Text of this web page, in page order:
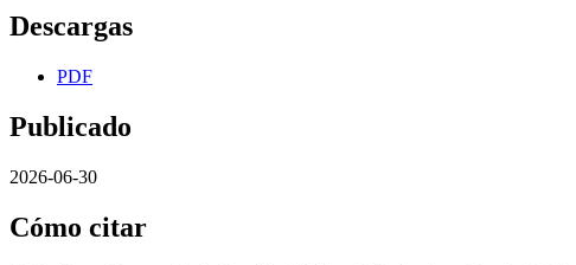
Descargas
PDF
Publicado
2026-06-30
Cómo citar